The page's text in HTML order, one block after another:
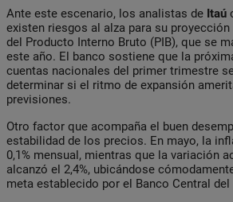
Ante este escenario, los analistas de Itaú
existen riesgos al alza para su
del Producto Interno Bruto (PIB), que se
este año. El banco sostiene que la
cuentas nacionales del primer trimestre
determinar si el ritmo de expansión
previsiones.
Otro factor que acompaña el buen
estabilidad de los precios. En mayo, la
0,1% mensual, mientras que la variación
alcanzó el 2,4%, ubicándose
meta establecido por el Banco Central del